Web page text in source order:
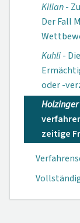
Kilian-
Der Fall
Kuhli-
oder -
Holzinger
zeitige